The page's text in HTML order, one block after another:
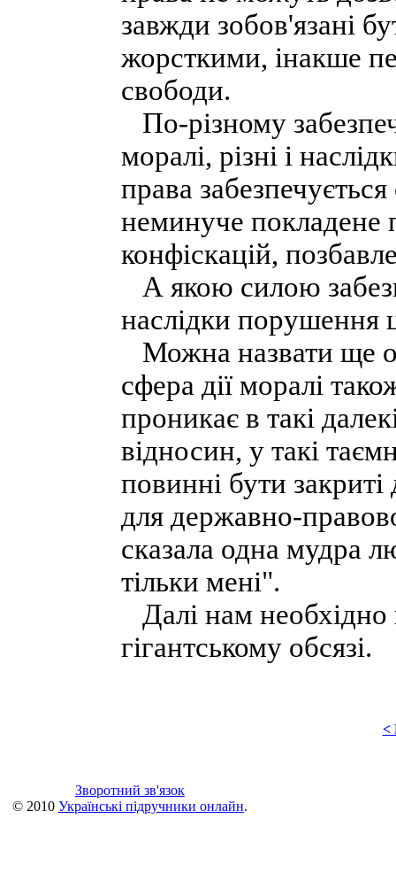
завжди зобов'язані
жорсткими, інакше
свободи.
По-різному
моралі, різні і
права
неминуче покладене
конфіскацій,
А якою силою
наслідки
Можна назвати ще
сфера дії моралі
проникає в такі
відносин, у такі
повинні бути
для державно-
сказала одна мудра
тільки мені".
Далі нам необхідно
гігантському обсязі.
<
Зворотний зв'язок
© 2010 Українські підручники онлайн.